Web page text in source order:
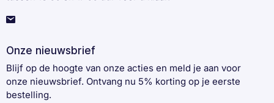
Onze nieuwsbrief
Blijf op de hoogte van onze acties en meld je aan voor
onze nieuwsbrief. Ontvang nu 5% korting op je eerste
bestelling.